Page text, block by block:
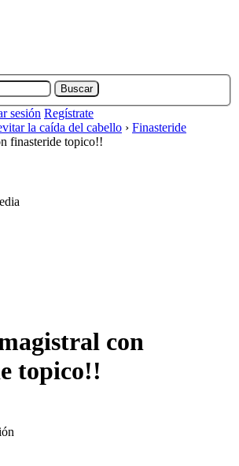
sesión Regístrate
la caída del cabello › Finasteride
finasteride topico!!
con
topico!!